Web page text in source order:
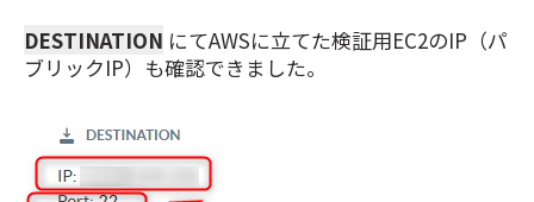
DESTINATION にてAWSに立てた検証用EC2のIP（パ
ブリックIP）も確認できました。